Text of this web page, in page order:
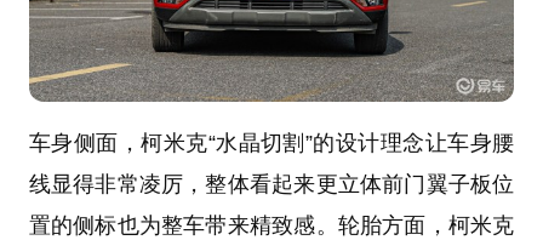
车身侧面，柯米克“水晶切割”的设计理念让车身腰
线显得非常凌厉，整体看起来更立体前门翼子板位
置的侧标也为整车带来精致感。轮胎方面，柯米克